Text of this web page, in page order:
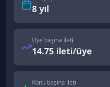
8 yıl
Üye başına ileti
14.75 ileti/üye
Konu başına ileti